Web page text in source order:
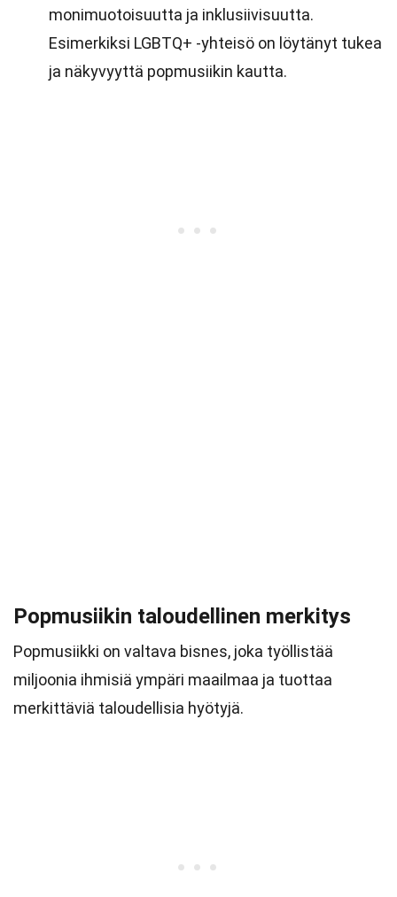
monimuotoisuutta ja inklusiivisuutta.
Esimerkiksi LGBTQ+ -yhteisö on löytänyt tukea
ja näkyvyyttä popmusiikin kautta.
Popmusiikin taloudellinen merkitys
Popmusiikki on valtava bisnes, joka työllistää
miljoonia ihmisiä ympäri maailmaa ja tuottaa
merkittäviä taloudellisia hyötyjä.